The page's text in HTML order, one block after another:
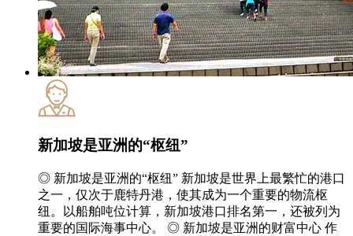
新加坡是亚洲的“枢纽”
◎ 新加坡是亚洲的“枢纽” 新加坡是世界上最繁忙的港口
之一，仅次于鹿特丹港，使其成为一个重要的物流枢
纽。以船舶吨位计算，新加坡港口排名第一，还被列为
重要的国际海事中心。 ◎ 新加坡是亚洲的财富中心 作